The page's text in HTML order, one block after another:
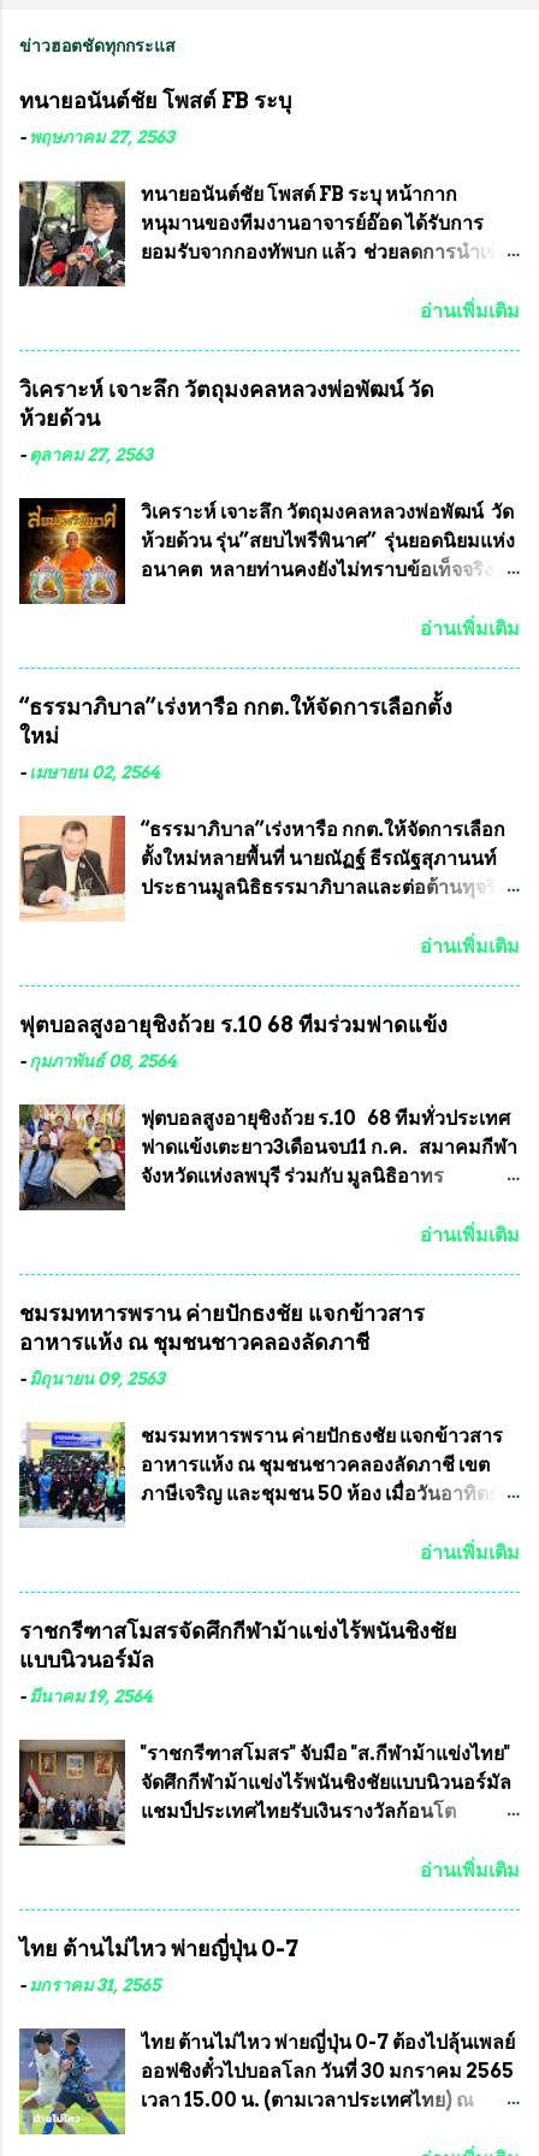
ข่าวฮอตชัดทุกกระแส
ทนายอนันต์ชัย โพสต์ FB ระบุ
- พฤษภาคม 27, 2563
ทนายอนันต์ชัย โพสต์ FB ระบุ หน้ากาก
หนุมานของทีมงานอาจารย์อ๊อด ได้รับการ
ยอมรับจากกองทัพบก แล้ว ช่วยลดการนำเข้า
เดช ทนายความชื่อดัง ได้โพสต์ข้อความใน
อาจารย์อ๊อด อาจารย์ประจำภาควิชาเคมี
มหาวิทยาลัยเกษตรศาสตร์ และทีมงานนักวิจัย
ทหาร ( หน้ากากหนุมาน ) ซึ่งทีมงานนักวิจัย
ของอาจารย์อ๊อด เล็งเห็นว่า หน้ากากป้องกัน
สารพิษทางทหาร ถ้าสามารถผลิตได้ใน
พิษทางทหารไม่ต้องนำเข้า ไม่ต้องเปลืองงบ
ประโยชน์อื่นอีกมากมาย อันจะเป็นประโยชน์
กับประเทศชาติอย่างยิ่ง ผมจะดีใจและภูมิใจ
ได้รับการผลิตในประเทศลดการนำเข้าโดยเด็ด
ประเทศได้ โดยทีมทนายความและทีม
งา...
อ่านเพิ่มเติม
วิเคราะห์ เจาะลึก วัตถุมงคลหลวงพ่อพัฒน์ วัด
ห้วยด้วน
-ตุลาคม 27, 2563
วิเคราะห์ เจาะลึก วัตถุมงคลหลวงพ่อพัฒน์ วัด
ห้วยด้วน รุ่น”สยบไพรีพินาศ” รุ่นยอดนิยมแห่ง
อนาคต หลายท่านคงยังไม่ทราบข้อเท็จจริงว่า
พระเครื่องพระบูชาไทย บรรจุให้มีในรายการ
หลวงพ่อคูณ และพระเครื่องหลวงปู่หมุน แต่
พระเครื่องหลวงพ่อคูณ มีเพียงบางรุ่นเท่านั้นที่
หลวงพ่อคูณ มีการจัดสร้างไว้มากมายหลาย
การบรรจุพระเครื่องหลวงพ่อพัฒน์ ให้มีการ
ประกวดแบบถาวรบ้าง ก็คงจะมีการคัดเลือก
เพียงบางรุ่นเช่นกัน เนื่องจากพระเครื่องหลวง
เดียวกับพระเครื่องหลวงพ่อคูณ ซึ่งท่านนายก
คุณสมบัติชัดเจนดังนี้ 1.)พระทุกองค์จะต้อง
ตอกโค๊ตและรันหมายเลข (พร้อมทั้งมีการทำ
ประกาศจำนวนการจัดสร้างให้ชัดเจน ว่าสร้าง
จำนวนเท่าไหร่ (เพื่อป้องกันการปั๊มเสริมใน
ภายหลัง) 3.)มีวัตถุประสงค์ที...
อ่านเพิ่มเติม
“ธรรมาภิบาล”เร่งหารือ กกต.ให้จัดการเลือกตั้ง
ใหม่
-เมษายน 02, 2564
“ธรรมาภิบาล”เร่งหารือ กกต.ให้จัดการเลือก
ตั้งใหม่หลายพื้นที่ นายณัฏฐ์ ธีรณัฐสุภานนท์
ประธานมูลนิธิธรรมาภิบาลและต่อต้านทุจริต
สมาชิกสภาเทศบาลทั่วประเทศเมื่อวันที่ 28
ทำความผิดกฎหมายการเลือกตั้ง นายณัฏฐ์ ธีร
ณัฐสุภานนท์ เปิดเผยว่า “ยกตัวอย่างในเขต
การเลือกตั้งต้องแสวงหาข้อเท็จจริงและดำเนิน
การจัดให้มีการเลือกตั้งใหม่ เพราะมีการร้อง
เรียนการกระทำความผิดกฎหมายการเลือกตั้ง
เลขาธิการคณะกรรมการการเลือกตั้ง เพื่อให้
การเลือกตั้งจะดำเนินการจัดให้มีการเลือกตั้ง
ใหม่อีกครั้ง ประธานมูลนิธิธรรมาภิบาลและ
ต่อต้านทุจริต กล่าวต่ออีกว่า “นครเชียงใหม่
ต้องส่งเสริมให้ผู้นำในระดับต่างๆมีหลักธร
รมาภิบาลในการบริหารราชการแผ่นดิน คณะ
กรรมการการเลือกตั้งถือเป็นองค์กรอิสระตาม
อ่านเพิ่มเติม
ฟุตบอลสูงอายุชิงถ้วย ร.10 68 ทีมร่วมฟาดแข้ง
-กุมภาพันธ์ 08, 2564
ฟุตบอลสูงอายุชิงถ้วย ร.10 68 ทีมทั่วประเทศ
ฟาดแข้งเตะยาว3เดือนจบ11 ก.ค. สมาคมกีฬา
จังหวัดแห่งลพบุรี ร่วมกับ มูลนิธิอาทร
แข่งขันฟุตบอลสูงอายุชิงแชมป์ประเทศไทย ชิง
อดีตนักเตะทีมชาติอนุญาตให้ลงแข่งขันได้ ทีม
แชมป์ได้รับ 150,000 บาท พร้อมได้สิทธิ์ไป
ทัวร์ต่างประเทศอีกด้วย ที่ห้องประชุม โรงทาน
ลพบุรี ท่านเจ้าคุณ พระราชวิสุทธิ ประชานาถ
(หลวงพ่อ อลงกต ) ในฐานะประธานมูลนิธิ
ประชานาถ และ ประธานอำนวยการจัดการ
ถ้วยพระราชทาน สมเด็จพระเจ้าอยู่หัว มหา
อำนวยการจัดการแข่งขัน และ นายวีรยุทธ
สวัสดี ประธานคณะกรรมการจัดการแข่งขัน
และคณะทำงาน ได้ร่วมกันประชุมหารือ
อายุ ชิงแชมป์ประเทศไทย ครั้งที่ 1 ประจำปี
2564 กำหนดแข่งขันระหว่างวันที่ 24
เมษายน จนถึงว...
อ่านเพิ่มเติม
ชมรมทหารพราน ค่ายปักธงชัย แจกข้าวสาร
อาหารแห้ง ณ​ ชุมชนชาวคลองลัดภาชี
-มิถุนายน 09, 2563
ชมรมทหารพราน ค่ายปักธงชัย แจกข้าวสาร
อาหารแห้ง ณ​ ชุมชนชาวคลองลัดภาชี เขต
ภาษีเจริญ และชุมชน 50 ห้อง เมื่อวันอาทิตย์ที่
ปักธงชัย กรุงเทพมหานครโดย พันเอกสมศักดิ์
กรุงเทพมหานคร ได้เป็นประธาน แจก
ข้าวสาร อาหารแห้ง ให้กับพี่น้องชุมชนชาว
คลองลัดภาชี เขตภาษีเจริญ และชุมชน 50
ทีมงาน ต้องขออภัย ที่ไม่ได้เอ่ยชื่อเต็มสังกัด
เพราะท่านขอสงวนเอาไว้ พันอากาศเอก ทอง
อินทร์ พรหมสุวรรณ ท่านรองกัมปนาท ผู้ร่วม
ครั้งนี้ได้ เนื่องจาก ติดธุระเร่งด่วน จึงได้มอบ
ความสงบเรียบร้อย นางฉวีวรรณ ตระกูลธรรม
ประธานชุมชน คลองลัดภาชีเขตภาษีเจริญ
สท.ทพ. สมนึก ปัทมาลัยที่ปรึกษา และการแจก
ความ ร้องขอจากประธานชุมชนคลองลัดภาชี
เขตภาษีเจริญ !!พี่น้องชุมชนได้รับความเดือด
ร้อนจากพิษโรค covid-19 ทำให้การอยู่การ
อ่านเพิ่มเติม
ราชกรีฑาสโมสรจัดศึกกีฬาม้าแข่งไร้พนันชิงชัย
แบบนิวนอร์มัล
-มีนาคม 19, 2564
"ราชกรีฑาสโมสร" จับมือ "ส.กีฬาม้าแข่งไทย"
จัดศึกกีฬาม้าแข่งไร้พนันชิงชัยแบบนิวนอร์มัล
แชมป์ประเทศไทยรับเงินรางวัลก้อนโต
พล.อ.วิชญ เทพหัสดิน ณ อยุธยา นายกสมาคม
จัดการแข่งขันร่วมกัน ระหว่างสมาคม
ราชกรีฑาสโมสร กับ สมาคมกีฬาม้าแข่งไทย
ที่ห้องประชุมมูลนิธิโอลิมปิคไทย (บ้าน
นนท์ ประธานคณะกรรมการอำนวยการแข่ง
ม้า พร้อมด้วย นายเต็มสุข สุวรรณศร
กรรมการอำนวยการแข่งม้า และรักษาการผู้
อ่านเพิ่มเติม
ไทย ต้านไม่ไหว พ่ายญี่ปุ่น 0-7
-มกราคม 31, 2565
ไทย ต้านไม่ไหว พ่ายญี่ปุ่น 0-7 ต้องไปลุ้นเพลย์
ออฟชิงตั๋วไปบอลโลก วันที่ 30 มกราคม 2565
เวลา 15.00 น. (ตามเวลาประเทศไทย) ณ